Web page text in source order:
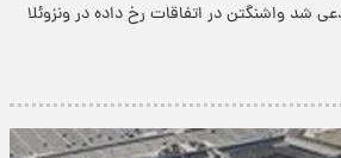
شد واشنگتن در اتفاقات رخ داده در ونزوئلا